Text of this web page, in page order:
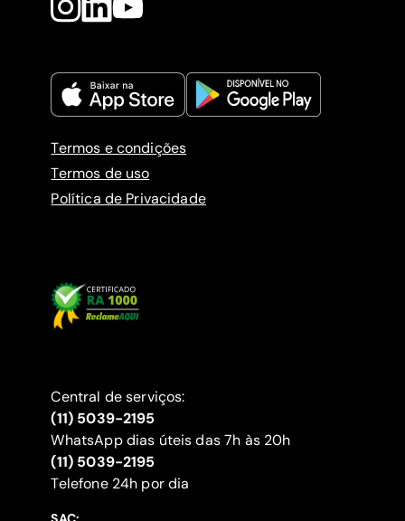
Termos e condições
Termos de uso
Política de Privacidade
Central de serviços:
(11) 5039-2195
WhatsApp dias úteis das 7h às 20h
(11) 5039-2195
‍Telefone 24h por dia